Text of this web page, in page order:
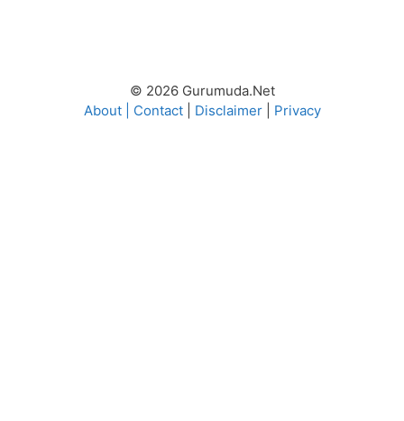
© 2026 Gurumuda.Net
About
Contact| Disclaimer| Privacy